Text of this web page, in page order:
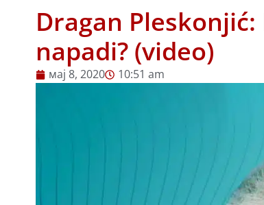
Dragan
napadi? (video)
мај 8, 2020 10:51 am